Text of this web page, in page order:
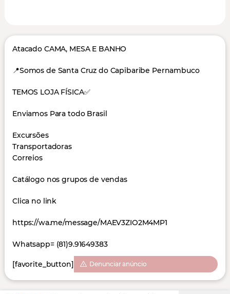
Atacado CAMA, MESA E BANHO
📍Somos de Santa Cruz do Capibaribe Pernambuco
TEMOS LOJA FÍSICA✅
Enviamos Para todo Brasil
Excursões
Transportadoras
Correios
Catálogo nos grupos de vendas
Clica no link
https://wa.me/message/MAEV3ZIO2M4MP1
Whatsapp= (81)9.91649383
[favorite_button] Denunciar anúncio